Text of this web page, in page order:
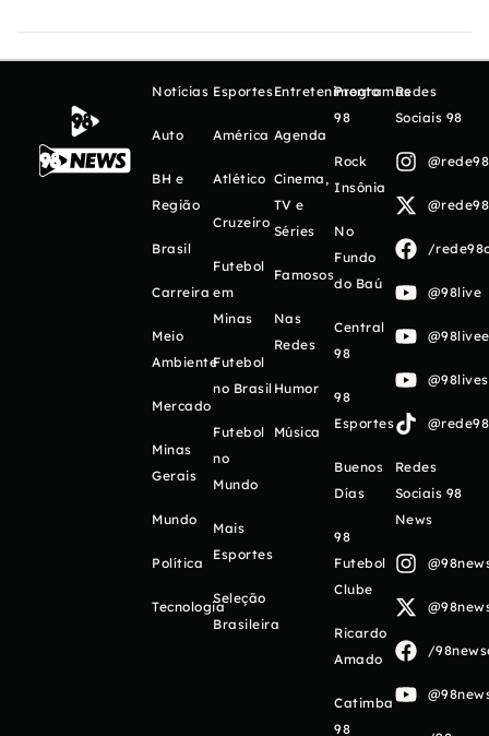
Notícias
Auto
BH e
Região
Brasil
Carreira
Meio
Ambiente
Mercado
Minas
Gerais
Mundo
Política
Tecnologia
Esportes
América
Atlético
Cruzeiro
Futebol
em
Minas
Futebol
no Brasil
Futebol
no
Mundo
Mais
Esportes
Seleção
Brasileira
Entretenimento
Agenda
Cinema,
TV e
Séries
Famosos
Nas
Redes
Humor
Música
Programas
98
Rock
Insônia
No
Fundo
do Baú
Central
98
98
Esportes
Buenos
Días
98
Futebol
Clube
Ricardo
Amado
Catimba
98
Redes
Sociais 98
/
@98live
Redes
Sociais 98
News
/